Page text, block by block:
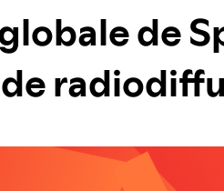
globale de